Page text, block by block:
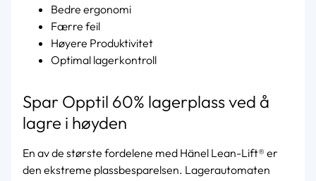
Bedre ergonomi
Færre feil
Høyere Produktivitet
Optimal lagerkontroll
Spar Opptil 60% lagerplass ved å
lagre i høyden
En av de største fordelene med Hänel Lean-Lift® er
den ekstreme plassbesparelsen. Lagerautomaten